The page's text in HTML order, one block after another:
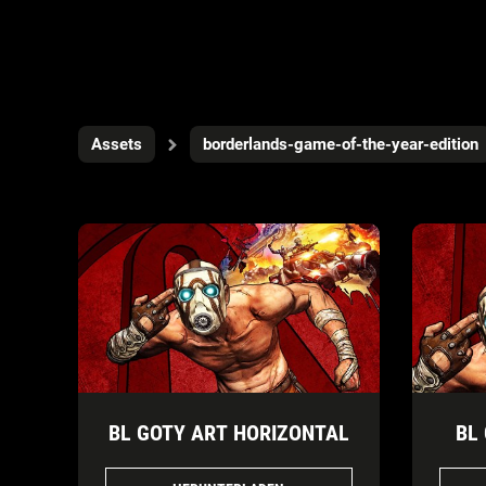
Assets borderlands-game-of-the-year-edition
BL GOTY ART HORIZONTAL BL